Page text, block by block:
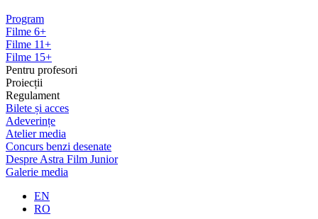
Program
Filme 6+
Filme 11+
Filme 15+
Pentru profesori
Proiecții
Regulament
Bilete și acces
Adeverințe
Atelier media
Concurs benzi desenate
Despre Astra Film Junior
Galerie media
EN
RO